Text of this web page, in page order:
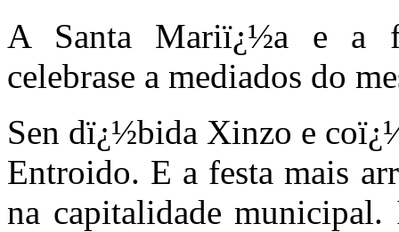
A Santa Mariï¿½a e a
celebrase a mediados do
Sen dï¿½bida Xinzo e
Entroido. E a festa mais
na capitalidade